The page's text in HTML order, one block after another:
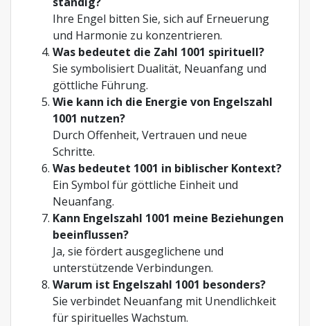
Ihre Engel bitten Sie, sich auf Erneuerung
und Harmonie zu konzentrieren.
Was bedeutet die Zahl 1001 spirituell?
Sie symbolisiert Dualität, Neuanfang und
göttliche Führung.
Wie kann ich die Energie von Engelszahl
1001 nutzen?
Durch Offenheit, Vertrauen und neue
Schritte.
Was bedeutet 1001 in biblischer Kontext?
Ein Symbol für göttliche Einheit und
Neuanfang.
Kann Engelszahl 1001 meine Beziehungen
beeinflussen?
Ja, sie fördert ausgeglichene und
unterstützende Verbindungen.
Warum ist Engelszahl 1001 besonders?
Sie verbindet Neuanfang mit Unendlichkeit
für spirituelles Wachstum.